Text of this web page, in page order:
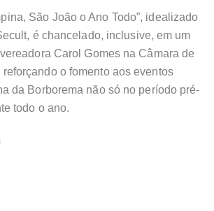
São João o Ano Todo”, idealizado
é chancelado, inclusive, em um
Carol Gomes na Câmara de
o fomento aos eventos
da Borborema não só no período pré-
todo o ano.